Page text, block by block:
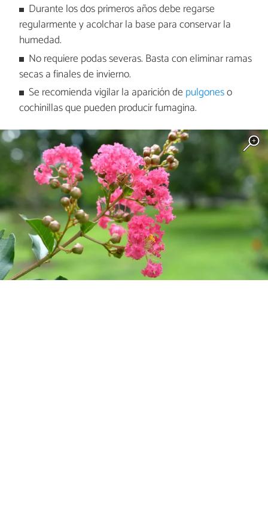
Durante los dos primeros años debe regarse
regularmente y acolchar la base para conservar la
humedad.
No requiere podas severas. Basta con eliminar ramas
secas a finales de invierno.
Se recomienda vigilar la aparición de pulgoneso
cochinillas que pueden producir fumagina.